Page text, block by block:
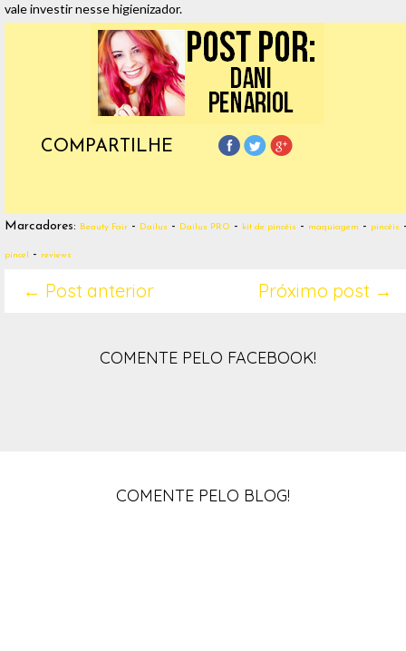
vale investir nesse higienizador.
COMPARTILHE
Marcadores: Beauty Fair - Dailus - Dailus PRO - kit de pincéis - maquiagem - pincéis
pincel - reviews
Próximo post →
← Post anterior
COMENTE PELO FACEBOOK!
COMENTE PELO BLOG!